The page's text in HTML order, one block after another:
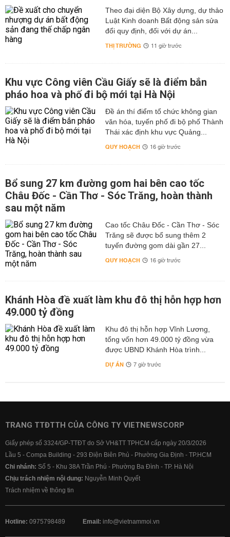
Theo đại diện Bộ Xây dựng, dự thảo
Luật Kinh doanh Bất động sản sửa
đổi quy định, đối với dự án...
THỊ TRƯỜNG 11 giờ trước
Khu vực Công viên Cầu Giấy sẽ là điểm bắn
pháo hoa và phố đi bộ mới tại Hà Nội
Đề án thí điểm tổ chức không gian
văn hóa, tuyến phố đi bộ phố Thành
Thái xác định khu vực Quảng...
QUY HOẠCH 16 giờ trước
Bổ sung 27 km đường gom hai bên cao tốc
Châu Đốc - Cần Thơ - Sóc Trăng, hoàn thành
sau một năm
Cao tốc Châu Đốc - Cần Thơ - Sóc
Trăng sẽ được bổ sung thêm 2
tuyến đường gom dài gần 27...
QUY HOẠCH 16 giờ trước
Khánh Hòa đề xuất làm khu đô thị hỗn hợp hơn
49.000 tỷ đồng
Khu đô thị hỗn hợp Vĩnh Lương,
tổng vốn hơn 49.000 tỷ đồng vừa
được UBND Khánh Hòa trình...
DỰ ÁN 7 giờ trước
TRANG TTĐTTH CỦA CÔNG TY VIETNEWSCORP
Giấy phép số 3324/GP-TTĐT do Sở VH&TT TPHCM cấp ngày 20/3/2026
Lầu 5 - Compa Building - 293 Điện Biên Phủ - Phường Gia Định - TP.HCM
Chi nhánh: Số 5 - Khu 38A Trần Phú - Phường Ba Đình - TP. Hà Nội
Chịu trách nhiệm nội dung: Nguyễn Minh Quyết
Trách nhiệm về thông tin
Hotline: 0975798489 Email: info@vietnammoi.vn